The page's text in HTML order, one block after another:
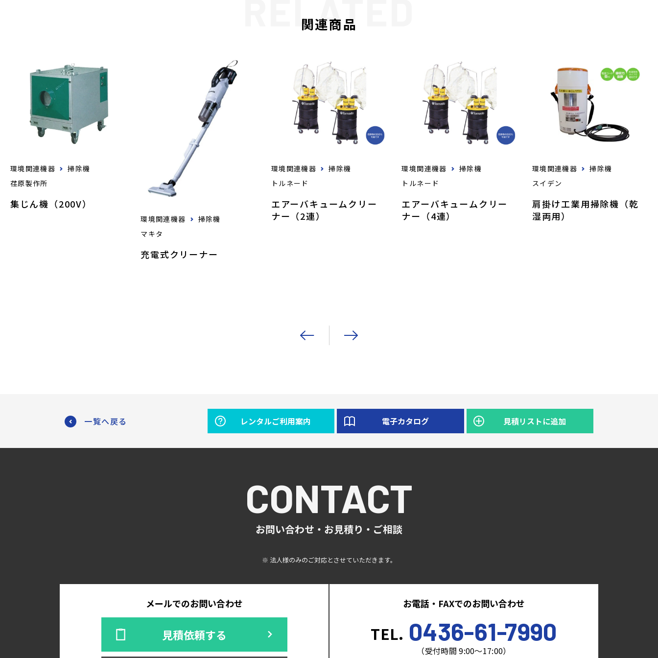
関連商品
環境関連機器
掃除機
荏原製作所
集じん機（200V）
環境関連機器
掃除機
マキタ
充電式クリーナー
環境関連機器
掃除機
トルネード
エアーバキュームクリー
ナー（2連）
環境関連機器
掃除機
トルネード
エアーバキュームクリー
ナー（4連）
環境関連機器
掃除機
スイデン
肩掛け工業用掃除機（乾
湿両用）
一覧へ戻る レンタルご利用案内 電子カタログ 見積リストに追加
CONTACT
お問い合わせ・お見積り・ご相談
※ 法人様のみのご対応とさせていただきます。
メールでのお問い合わせ
見積依頼する
お電話・FAXでのお問い合わせ
TEL. 0436-61-7990
（受付時間 9:00～17:00）